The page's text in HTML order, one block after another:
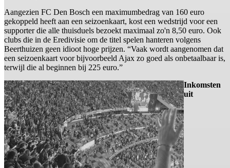
Aangezien FC Den Bosch een maximumbedrag van 160 euro
gekoppeld heeft aan een seizoenkaart, kost een wedstrijd voor een
supporter die alle thuisduels bezoekt maximaal zo'n 8,50 euro. Ook
clubs die in de Eredivisie om de titel spelen hanteren volgens
Beerthuizen geen idioot hoge prijzen. “Vaak wordt aangenomen dat
een seizoenkaart voor bijvoorbeeld Ajax zo goed als onbetaalbaar is,
terwijl die al beginnen bij 225 euro.”
Inkomsten
uit